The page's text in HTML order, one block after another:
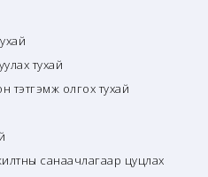
тухай
тэтгэмж олгох тухай
санаачлагаар цуцлах